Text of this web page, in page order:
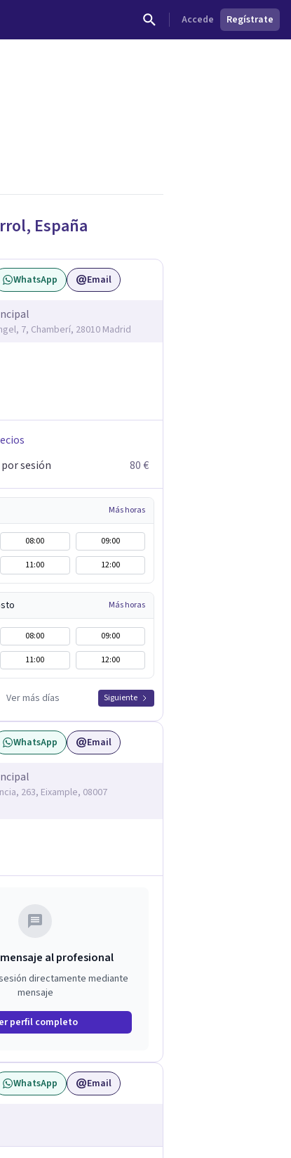
Accede Regístrate
, España
WhatsApp Email
7, Chamberí, 28010 Madrid
sesión
80 €
Más horas
08:00
09:00
11:00 12:00
Más horas
08:00
09:00
11:00 12:00
Ver más días Siguiente
WhatsApp Email
263, Eixample, 08007
al profesional
directamente mediante
mensaje
perfil completo
WhatsApp Email